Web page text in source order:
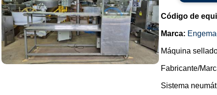
Código de
Marca:
Máquina
Fabricante/
Sistema